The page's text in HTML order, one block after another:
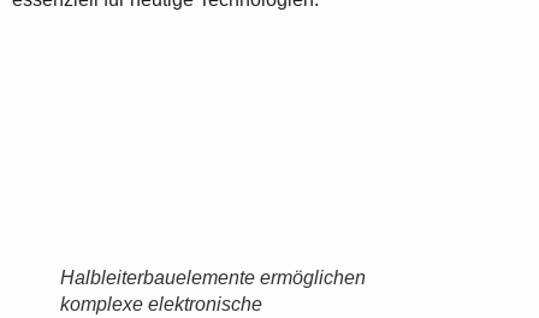
Halbleiterbauelemente ermöglichen
komplexe elektronische